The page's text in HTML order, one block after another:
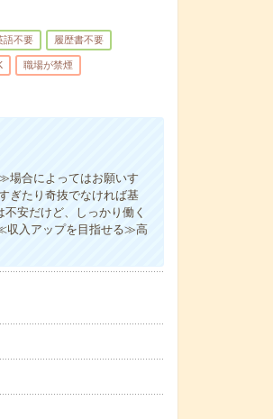
語不要 履歴書不要
職場が禁煙
合によってはお願いす
ぎたり奇抜でなければ基
安だけど、しっかり働く
収入アップを目指せる≫高